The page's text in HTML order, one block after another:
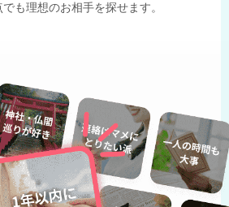
も理想のお相手を探せます。